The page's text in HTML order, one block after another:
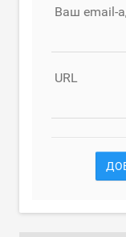
Ваш email-
URL